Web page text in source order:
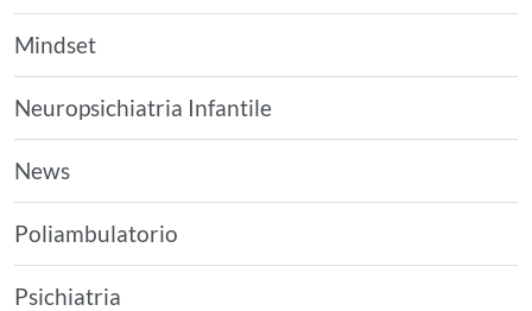
Mindset
Neuropsichiatria Infantile
News
Poliambulatorio
Psichiatria